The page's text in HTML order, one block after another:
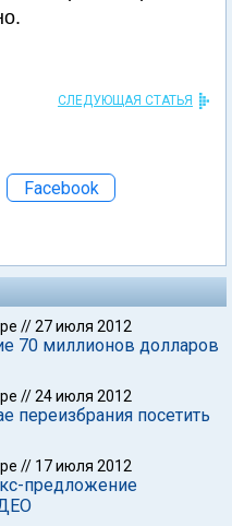
СЛЕДУЮЩАЯ СТАТЬЯ
Facebook
//27 июля 2012
70 миллионов долларов
//24 июля 2012
переизбрания посетить
// 17 июля 2012
предложение